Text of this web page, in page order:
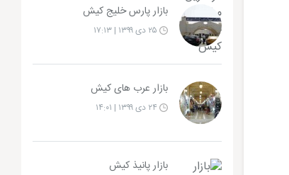
بازار پارس خلیج کیش
بازار عرب های کیش
بازار پانیذ کیش